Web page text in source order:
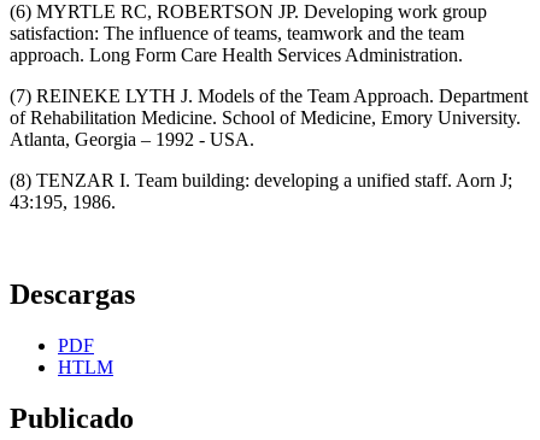
(6) MYRTLE RC, ROBERTSON JP. Developing work group
satisfaction: The influence of teams, teamwork and the team
approach. Long Form Care Health Services Administration.
(7) REINEKE LYTH J. Models of the Team Approach. Department
of Rehabilitation Medicine. School of Medicine, Emory University.
Atlanta, Georgia – 1992 - USA.
(8) TENZAR I. Team building: developing a unified staff. Aorn J;
43:195, 1986.
Descargas
PDF
HTLM
Publicado